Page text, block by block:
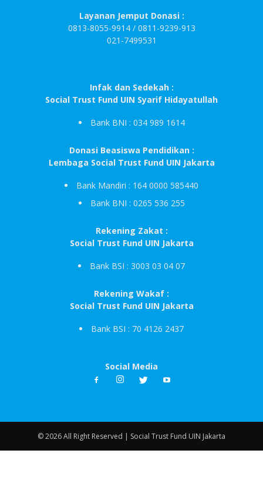
Layanan Jemput Donasi :
0813-8055-9914 / 0811-9239-913
021-7499531
Infak dan Sedekah :
Social Trust Fund UIN Syarif Hidayatullah
Bank BNI : 034 989 1614
Donasi Beasiswa Pendidikan :
Lembaga Social Trust Fund UIN Jakarta
Bank Mandiri : 164 0000 585440
Bank BNI : 0265 536 255
Rekening Zakat :
Social Trust Fund UIN Jakarta
Bank BSI : 3003 03 04 07
Rekening Wakaf :
Social Trust Fund UIN Jakarta
Bank BSI : 70 4126 2437
Social Media
© 2026 All Right Reserved | Social Trust Fund UIN Jakarta